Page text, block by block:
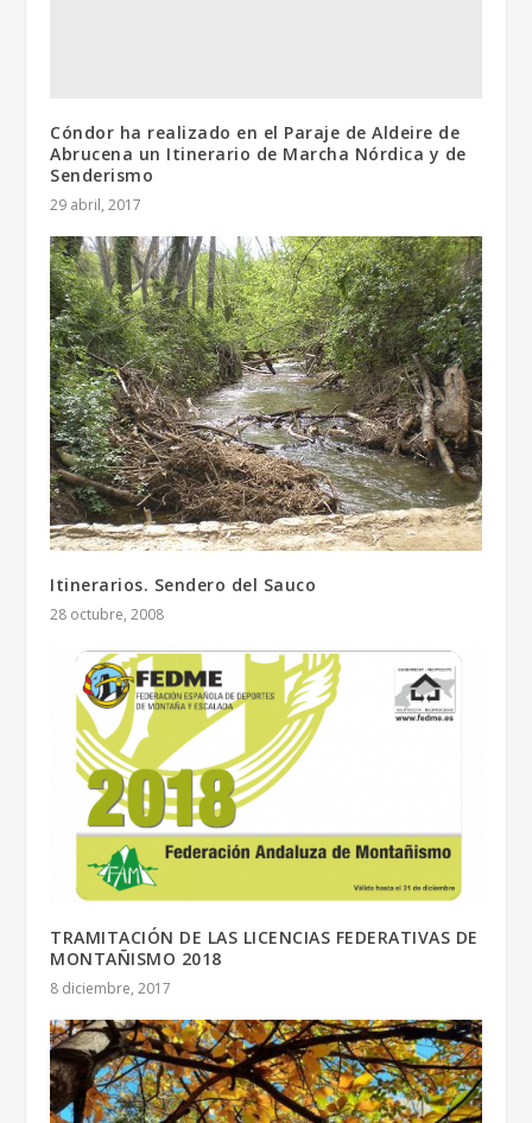
Cóndor ha realizado en el Paraje de Aldeire de
Abrucena un Itinerario de Marcha Nórdica y de
Senderismo
29 abril, 2017
Itinerarios. Sendero del Sauco
28 octubre, 2008
TRAMITACIÓN DE LAS LICENCIAS FEDERATIVAS DE
MONTAÑISMO 2018
8 diciembre, 2017